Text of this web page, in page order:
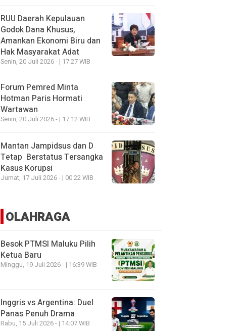
RUU Daerah Kepulauan
Godok Dana Khusus,
Amankan Ekonomi Biru dan
Hak Masyarakat Adat
Senin, 20 Juli 2026 - | 17:27 WIB
Forum Pemred Minta
Hotman Paris Hormati
Wartawan
Senin, 20 Juli 2026 - | 17:12 WIB
Mantan Jampidsus dan D
Tetap Berstatus Tersangka
Kasus Korupsi
Jumat, 17 Juli 2026 - | 00:22 WIB
OLAHRAGA
Besok PTMSI Maluku Pilih
Ketua Baru
Minggu, 19 Juli 2026 - | 16:39 WIB
Inggris vs Argentina: Duel
Panas Penuh Drama
Rabu, 15 Juli 2026 - | 14:07 WIB